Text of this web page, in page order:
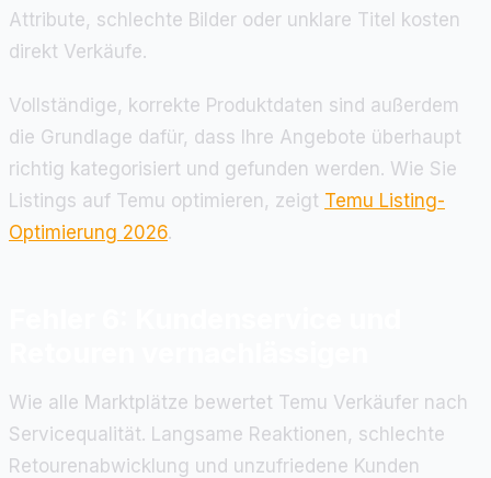
Attribute, schlechte Bilder oder unklare Titel kosten
direkt Verkäufe.
Vollständige, korrekte Produktdaten sind außerdem
die Grundlage dafür, dass Ihre Angebote überhaupt
richtig kategorisiert und gefunden werden. Wie Sie
Listings auf Temu optimieren, zeigt Temu Listing-
Optimierung 2026.
Wie alle Marktplätze bewertet Temu Verkäufer nach
Servicequalität. Langsame Reaktionen, schlechte
Retourenabwicklung und unzufriedene Kunden